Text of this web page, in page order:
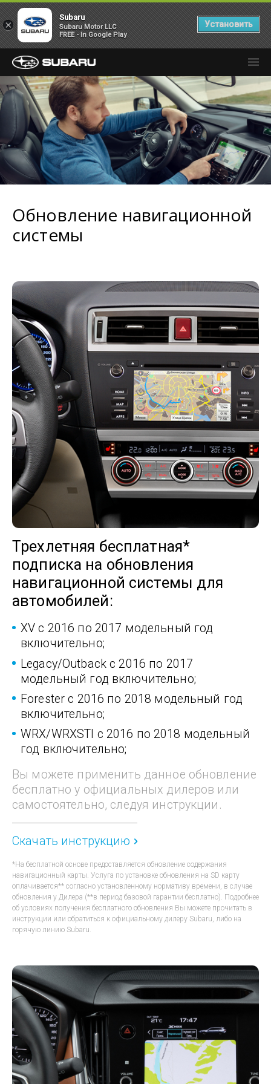
Обновление навигационной
системы
Трехлетняя бесплатная*
подписка на обновления
навигационной системы для
автомобилей:
XV с 2016 по 2017 модельный год
включительно;
Legacy/Outback с 2016 по 2017
модельный год включительно;
Forester с 2016 по 2018 модельный год
включительно;
WRX/WRXSTI с 2016 по 2018 модельный
год включительно;
Вы можете применить данное обновление
бесплатно у официальных дилеров или
самостоятельно, следуя инструкции.
Скачать инструкцию
*На бесплатной основе предоставляется обновление содержания
навигационный карты. Услуга по установке обновления на SD карту
оплачивается** согласно установленному нормативу времени, в случае
обновления у Дилера (**в период базовой гарантии бесплатно). Подробнее
об условиях получения бесплатного обновления Вы можете прочитать в
инструкции или обратиться к официальному дилеру Subaru, либо на
горячую линию Subaru.
×
Subaru
Subaru Motor LLC
FREE - In Google Play
Установить